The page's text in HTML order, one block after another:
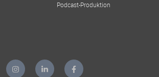
Podcast-Produktion